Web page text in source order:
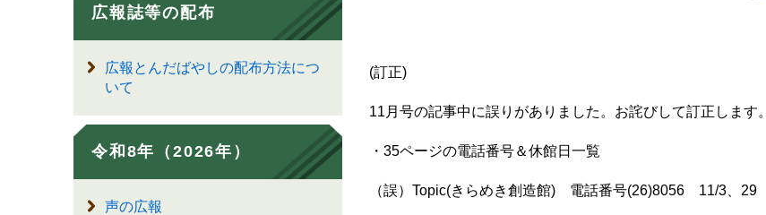
広報誌等の配布
広報とんだばやしの配布方法につ
いて
令和8年（2026年）
声の広報
(訂正)
11月号の記事中に誤りがありました。お詫びして訂正します。
・35ページの電話番号＆休館日一覧
（誤）Topic(きらめき創造館) 電話番号(26)8056 11/3、29